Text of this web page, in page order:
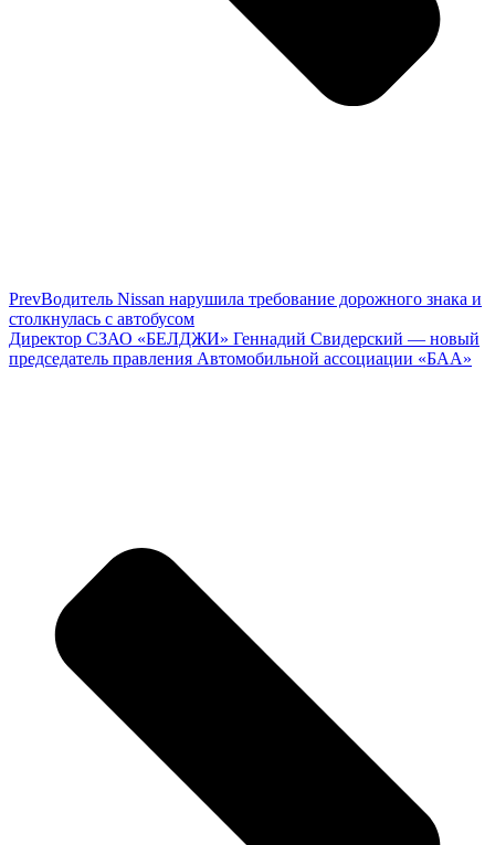
PrevВодитель Nissan нарушила требование дорожного знака и
столкнулась с автобусом
Директор СЗАО «БЕЛДЖИ» Геннадий Свидерский — новый
председатель правления Автомобильной ассоциации «БАА»